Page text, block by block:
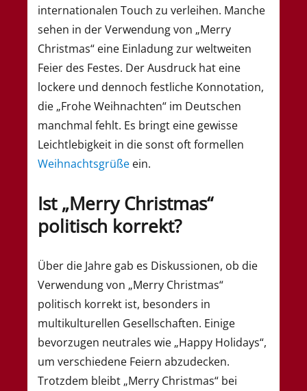
internationalen Touch zu verleihen. Manche
sehen in der Verwendung von „Merry
Christmas“ eine Einladung zur weltweiten
Feier des Festes. Der Ausdruck hat eine
lockere und dennoch festliche Konnotation,
die „Frohe Weihnachten“ im Deutschen
manchmal fehlt. Es bringt eine gewisse
Leichtlebigkeit in die sonst oft formellen
Weihnachtsgrüße ein.
Ist „Merry Christmas“
politisch korrekt?
Über die Jahre gab es Diskussionen, ob die
Verwendung von „Merry Christmas“
politisch korrekt ist, besonders in
multikulturellen Gesellschaften. Einige
bevorzugen neutrales wie „Happy Holidays“,
um verschiedene Feiern abzudecken.
Trotzdem bleibt „Merry Christmas“ bei